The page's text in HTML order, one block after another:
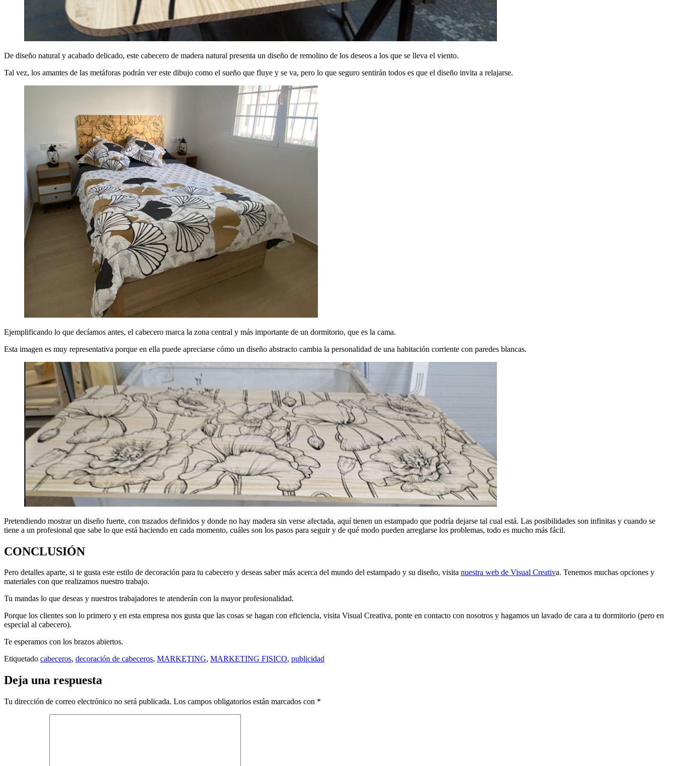
De diseño natural y acabado delicado, este cabecero de madera natural presenta un diseño de remolino de los deseos a los que se lleva el viento.
Tal vez, los amantes de las metáforas podrán ver este dibujo como el sueño que fluye y se va, pero lo que seguro sentirán todos es que el diseño invita a relajarse.
Ejemplificando lo que decíamos antes, el cabecero marca la zona central y más importante de un dormitorio, que es la cama.
Esta imagen es muy representativa porque en ella puede apreciarse cómo un diseño abstracto cambia la personalidad de una habitación corriente con paredes blancas.
Pretendiendo mostrar un diseño fuerte, con trazados definidos y donde no hay madera sin verse afectada, aquí tienen un estampado que podría dejarse tal cual está. Las posibilidades son infinitas y cuando se
tiene a un profesional que sabe lo que está haciendo en cada momento, cuáles son los pasos para seguir y de qué modo pueden arreglarse los problemas, todo es mucho más fácil.
CONCLUSIÓN
Pero detalles aparte, si te gusta este estilo de decoración para tu cabecero y deseas saber más acerca del mundo del estampado y su diseño, visita nuestra web de Visual Creativa. Tenemos muchas opciones y
materiales con que realizamos nuestro trabajo.
Tu mandas lo que deseas y nuestros trabajadores te atenderán con la mayor profesionalidad.
Porque los clientes son lo primero y en esta empresa nos gusta que las cosas se hagan con eficiencia, visita Visual Creativa, ponte en contacto con nosotros y hagamos un lavado de cara a tu dormitorio (pero en
especial al cabecero).
Te esperamos con los brazos abiertos.
Etiquetado cabeceros, decoración de cabeceros, MARKETING, MARKETING FISICO, publicidad
Deja una respuesta
Tu dirección de correo electrónico no será publicada. Los campos obligatorios están marcados con *